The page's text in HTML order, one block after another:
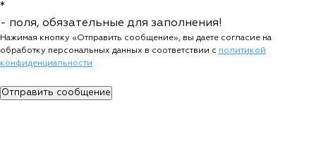
*
- поля, обязательные для заполнения!
Нажимая кнопку «Отправить сообщение», вы даете согласие на
обработку персональных данных в соответствии c политикой
конфиденциальности
Отправить сообщение